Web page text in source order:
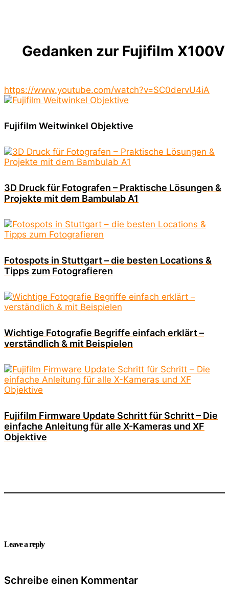
Gedanken zur Fujifilm X100V
https://www.youtube.com/watch?v=SC0dervU4iA
Fujifilm Weitwinkel Objektive
3D Druck für Fotografen – Praktische Lösungen &
Projekte mit dem Bambulab A1
Fotospots in Stuttgart – die besten Locations &
Tipps zum Fotografieren
Wichtige Fotografie Begriffe einfach erklärt –
verständlich & mit Beispielen
Fujifilm Firmware Update Schritt für Schritt – Die
einfache Anleitung für alle X-Kameras und XF
Objektive
Leave a reply
Schreibe einen Kommentar